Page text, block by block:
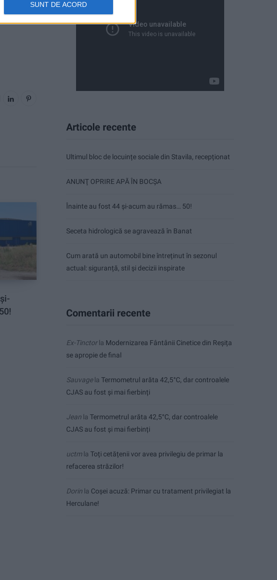
SUNT DE ACORD
Articole recente
Ultimul bloc de locuințe sociale din Stavila, recepționat
ANUNŢ OPRIRE APĂ ÎN BOCȘA
Înainte au fost 44 și-acum au rămas… 50!
Seceta hidrologică se agravează în Banat
Cum arată un automobil bine întreținut în sezonul
actual: siguranță, stil și decizii inspirate
Comentarii recente
Ex-Tinctorla Modernizarea Fântânii Cinetice din Reșița
se apropie de final
Sauvagela Termometrul arăta 42,5°C, dar controalele
CJAS au fost și mai fierbinți
Jean la Termometrul arăta 42,5°C, dar controalele
CJAS au fost și mai fierbinți
uctmla Toți cetățenii vor avea privilegiu de primar la
refacerea străzilor!
Dorin la Coșei acuză: Primar cu tratament privilegiat la
Herculane!